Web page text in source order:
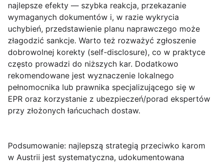
najlepsze efekty — szybka reakcja, przekazanie
wymaganych dokumentów i, w razie wykrycia
uchybień, przedstawienie planu naprawczego może
złagodzić sankcje. Warto też rozważyć zgłoszenie
dobrowolnej korekty (self-disclosure), co w praktyce
często prowadzi do niższych kar. Dodatkowo
rekomendowane jest wyznaczenie lokalnego
pełnomocnika lub prawnika specjalizującego się w
EPR oraz korzystanie z ubezpieczeń/porad ekspertów
przy złożonych łańcuchach dostaw.
Podsumowanie: najlepszą strategią przeciwko karom
w Austrii jest systematyczna, udokumentowana